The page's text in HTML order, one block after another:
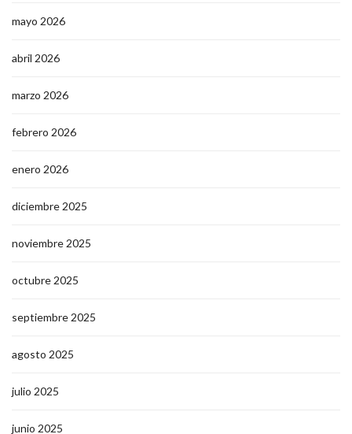
mayo 2026
abril 2026
marzo 2026
febrero 2026
enero 2026
diciembre 2025
noviembre 2025
octubre 2025
septiembre 2025
agosto 2025
julio 2025
junio 2025